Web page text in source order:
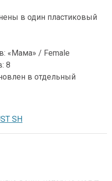
в один пластиковый
«Мама» / Female
8
в отдельный
SH